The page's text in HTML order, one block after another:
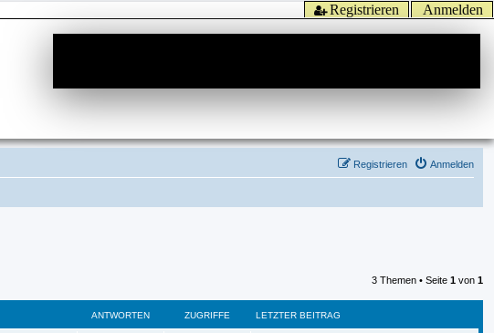
Anmelden
Registrieren
Anmelden
Registrieren
3 Themen • Seite 1 von 1
ANTWORTEN ZUGRIFFE LETZTER BEITRAG